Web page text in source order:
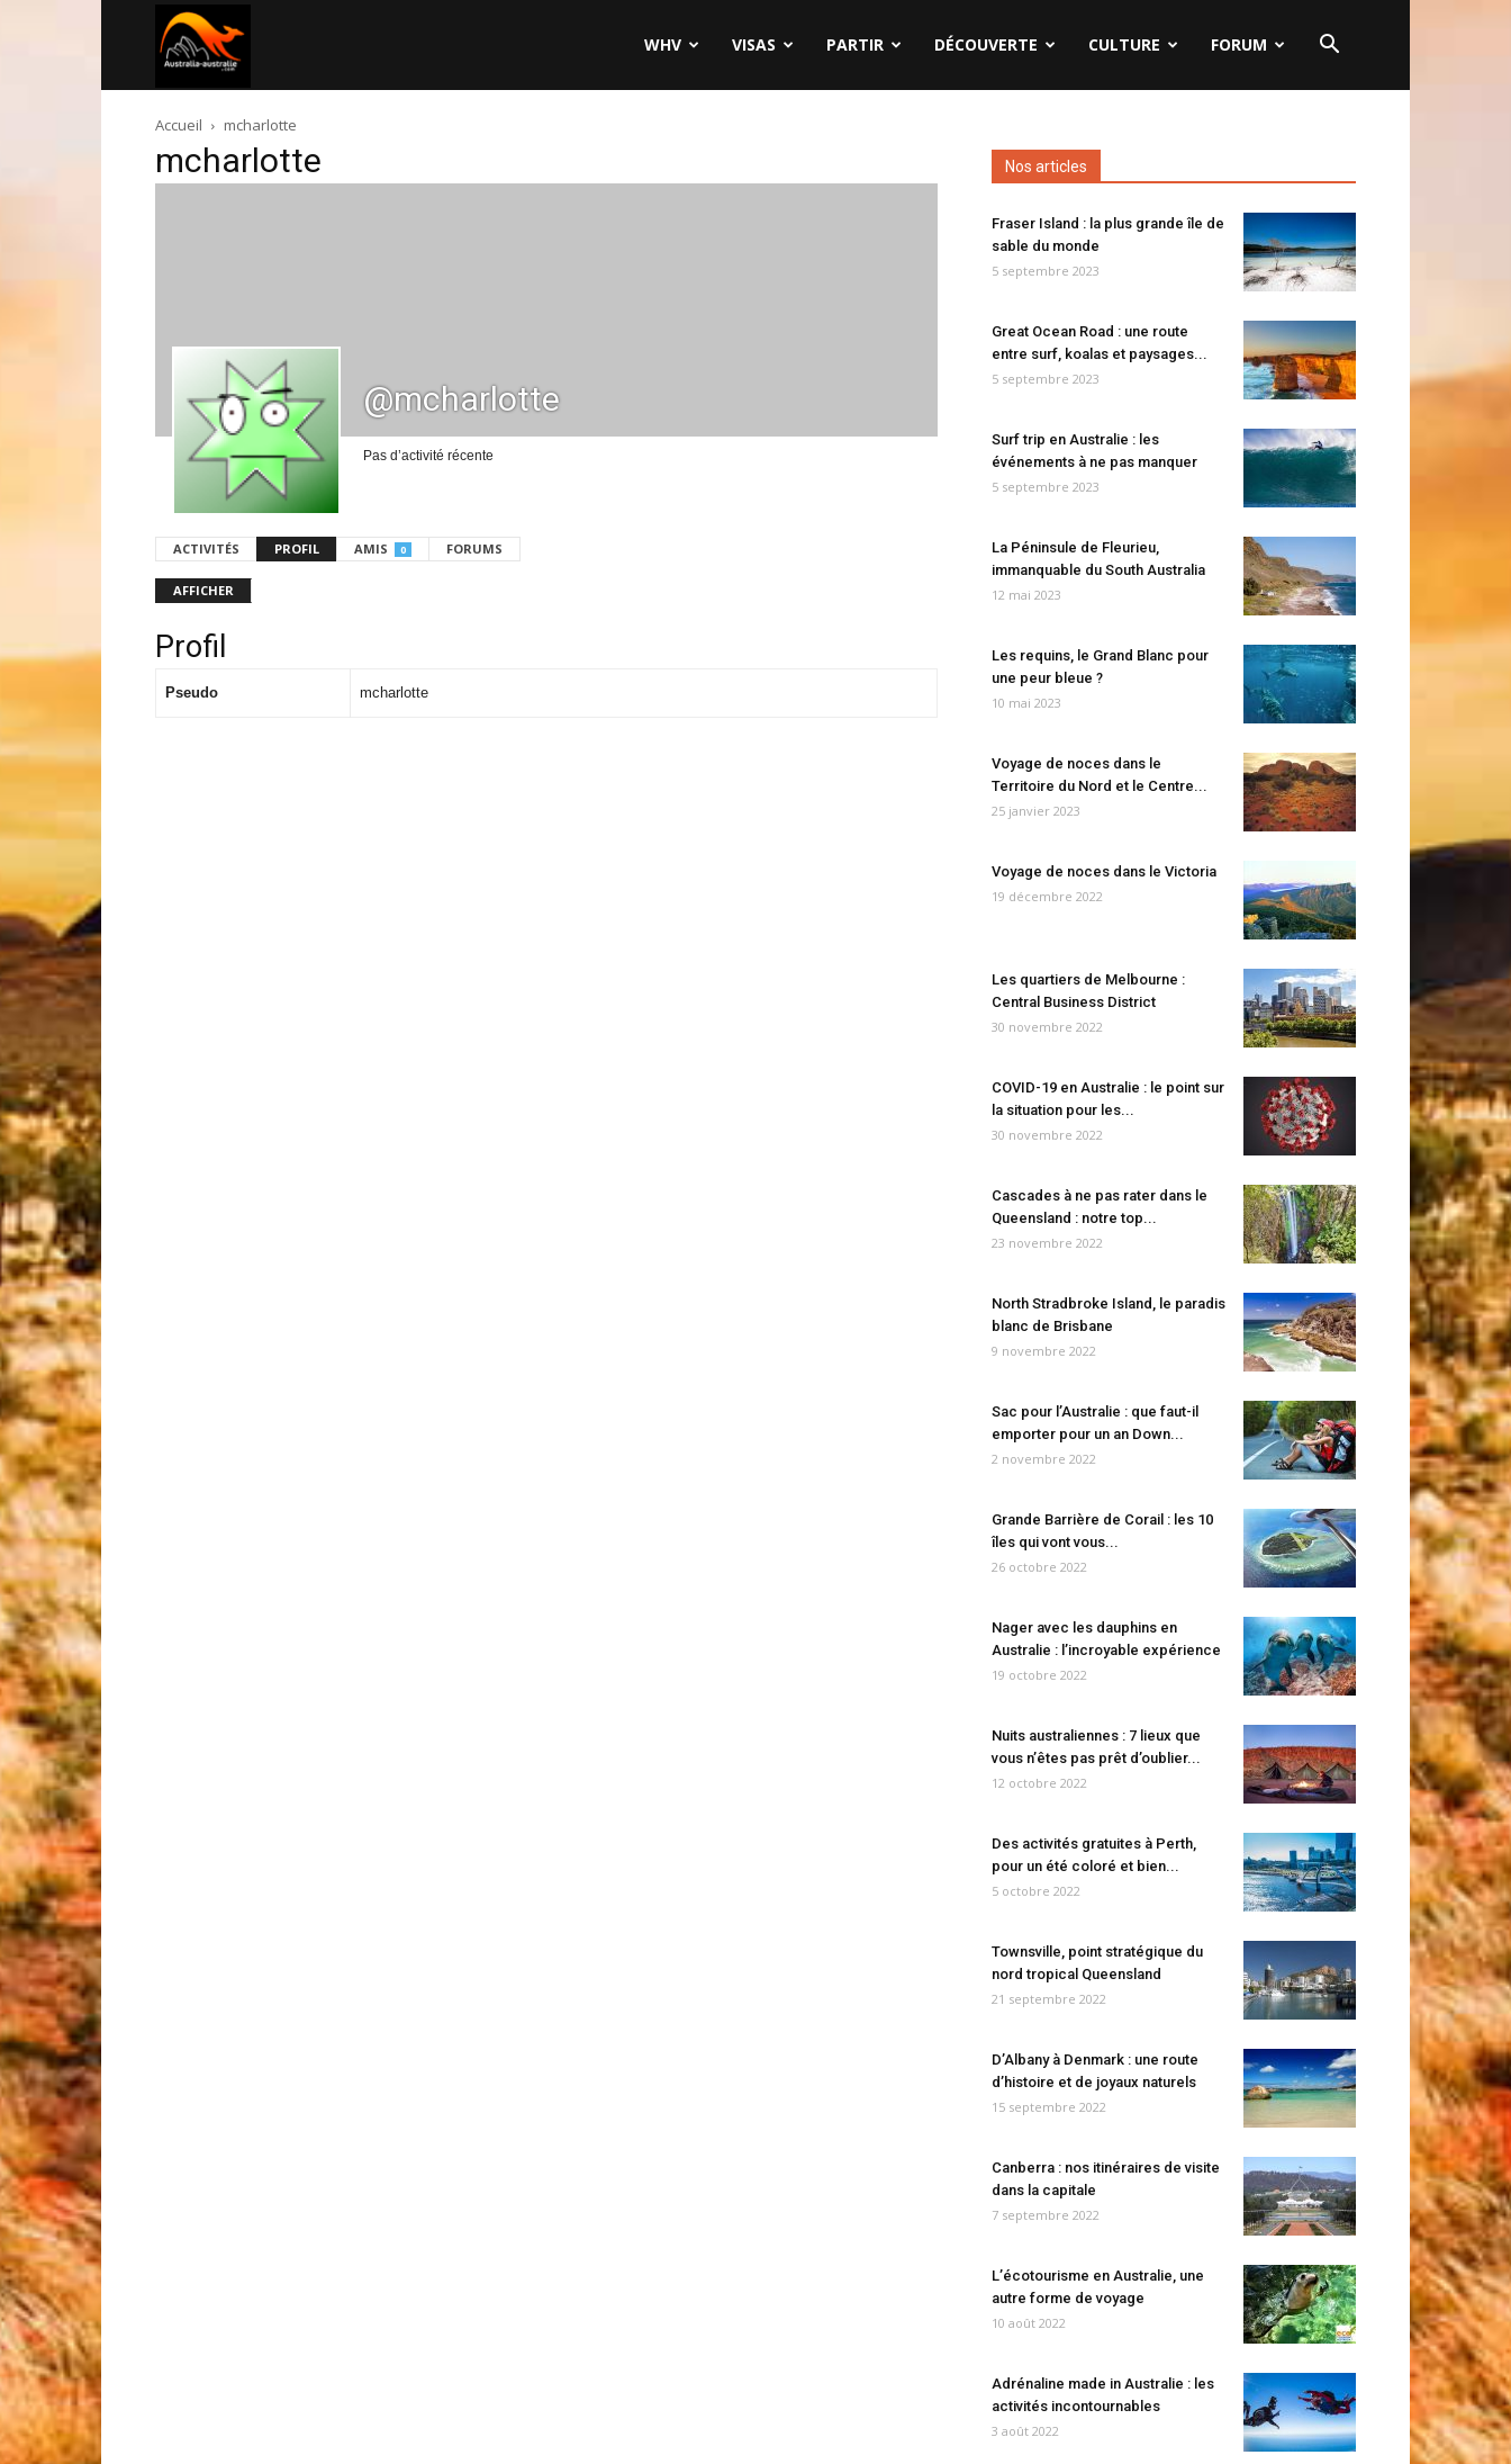
australie.com
WHV VISAS PARTIR DÉCOUVERTE CULTURE FORUM
Accueil mcharlotte
mcharlotte
@mcharlotte
Pas d’activité récente
ACTIVITÉS PROFIL AMIS 0 FORUMS
AFFICHER
Profil
Pseudo mcharlotte
Nos articles
Fraser Island : la plus grande île de
sable du monde
5 septembre 2023
Great Ocean Road : une route
entre surf, koalas et paysages...
5 septembre 2023
Surf trip en Australie : les
événements à ne pas manquer
5 septembre 2023
La Péninsule de Fleurieu,
immanquable du South Australia
12 mai 2023
Les requins, le Grand Blanc pour
une peur bleue ?
10 mai 2023
Voyage de noces dans le
Territoire du Nord et le Centre...
25 janvier 2023
Voyage de noces dans le Victoria
19 décembre 2022
Les quartiers de Melbourne :
Central Business District
30 novembre 2022
COVID-19 en Australie : le point sur
la situation pour les...
30 novembre 2022
Cascades à ne pas rater dans le
Queensland : notre top...
23 novembre 2022
North Stradbroke Island, le paradis
blanc de Brisbane
9 novembre 2022
Sac pour l’Australie : que faut-il
emporter pour un an Down...
2 novembre 2022
Grande Barrière de Corail : les 10
îles qui vont vous...
26 octobre 2022
Nager avec les dauphins en
Australie : l’incroyable expérience
19 octobre 2022
Nuits australiennes : 7 lieux que
vous n’êtes pas prêt d’oublier...
12 octobre 2022
Des activités gratuites à Perth,
pour un été coloré et bien...
5 octobre 2022
Townsville, point stratégique du
nord tropical Queensland
21 septembre 2022
D’Albany à Denmark : une route
d’histoire et de joyaux naturels
15 septembre 2022
Canberra : nos itinéraires de visite
dans la capitale
7 septembre 2022
L’écotourisme en Australie, une
autre forme de voyage
10 août 2022
Adrénaline made in Australie : les
activités incontournables
3 août 2022